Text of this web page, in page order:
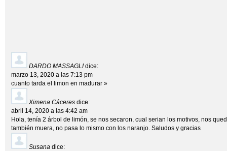
DARDO MASSAGLI dice:
marzo 13, 2020 a las 7:13 pm
cuanto tarda el limon en madurar »
Ximena Cáceres dice:
abril 14, 2020 a las 4:42 am
Hola, tenía 2 árbol de limón, se nos secaron, cual serian los motivos, nos
también muera, no pasa lo mismo con los naranjo. Saludos y gracias
Susana dice: